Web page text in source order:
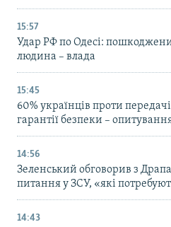
15:57
Удар РФ по Одесі:
людина – влада
15:45
60% українців проти
гарантії безпеки –
14:56
Зеленський обговорив з
питання у ЗСУ, «які
14:43